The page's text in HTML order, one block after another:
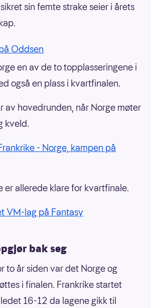
sin femte strake seier i årets
Oddsen
en av de to topplasseringene i
også en plass i kvartfinalen.
av hovedrunden, når Norge møter
kveld.
- Norge, kampen på
er allerede klare for kvartfinale.
VM-lag på Fantasy
bak seg
to år siden var det Norge og
i finalen. Frankrike startet
16-12 da lagene gikk til